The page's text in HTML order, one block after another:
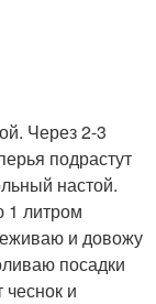
Через 2-3
подрастут
настой.
1 литром
и довожу
посадки
и